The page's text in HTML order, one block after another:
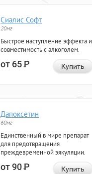
Сиалис Софт
20мг
Быстрое наступление эффекта и
совместимость с алкоголем.
от 65Р Купить
Дапоксетин
60мг
Единственный в мире препарат
для предотвращения
преждевременной эякуляции.
от 90Р Купить